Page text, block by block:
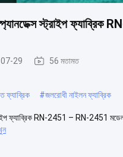
স্ট্রাইপ ফ্যাব্রিক
29 56 মতামত
ফ্যাব্রিক #জলরোধী নাইলন ফ্যাব্রিক
ফ্যাব্রিক RN-2451 – RN-2451